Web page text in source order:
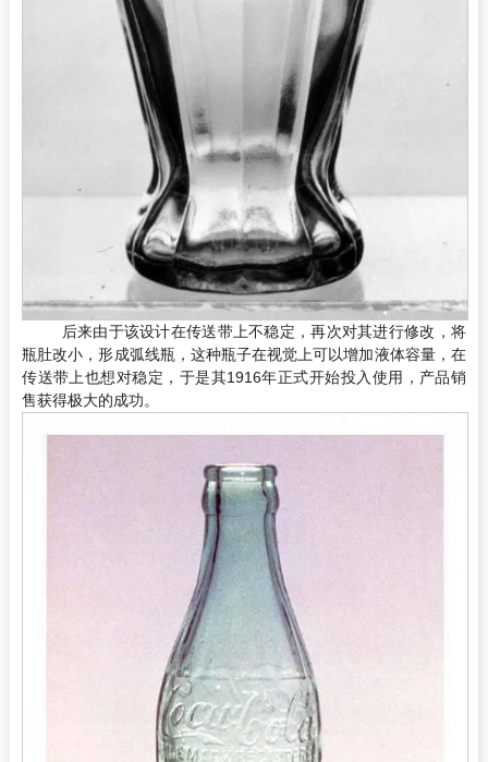
后来由于该设计在传送带上不稳定，再次对其进行修改，将
瓶肚改小，形成弧线瓶，这种瓶子在视觉上可以增加液体容量，在
传送带上也想对稳定，于是其1916年正式开始投入使用，产品销
售获得极大的成功。